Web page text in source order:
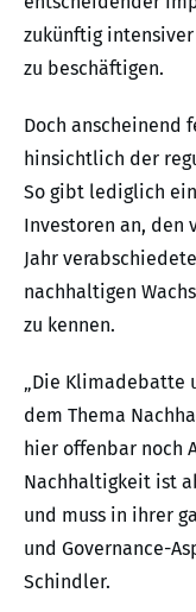
zukünftig
zu beschäftigen.
Doch anscheinend
hinsichtlich der
So gibt lediglich
Investoren an, den
Jahr
nachhaltigen
zu kennen.
„Die
dem Thema
hier offenbar noch
Nachhaltigkeit ist
und muss in ihrer
und Governance-
Schindler.